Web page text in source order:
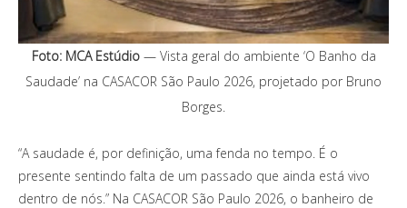
Foto: MCA Estúdio— Vista geral do ambiente ‘O Banho da
Saudade’ na CASACOR São Paulo 2026, projetado por Bruno
Borges.
“A saudade é, por definição, uma fenda no tempo. É o
presente sentindo falta de um passado que ainda está vivo
dentro de nós.” Na CASACOR São Paulo 2026, o banheiro de